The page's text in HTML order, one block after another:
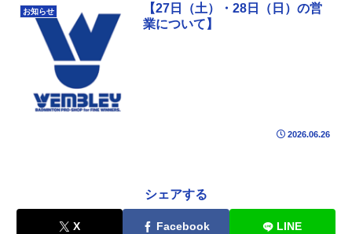
お知らせ
【27日（土）・28日（日）の営
業について】
2026.06.26
シェアする
X Facebook LINE